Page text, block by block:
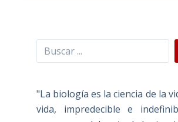
Buscar
"La biología es la ciencia de la
vida, impredecible e